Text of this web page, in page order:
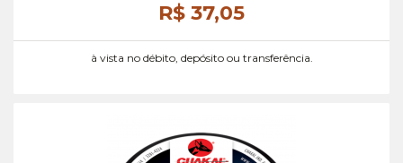
R$ 37,05
à vista no débito, depósito ou transferência.